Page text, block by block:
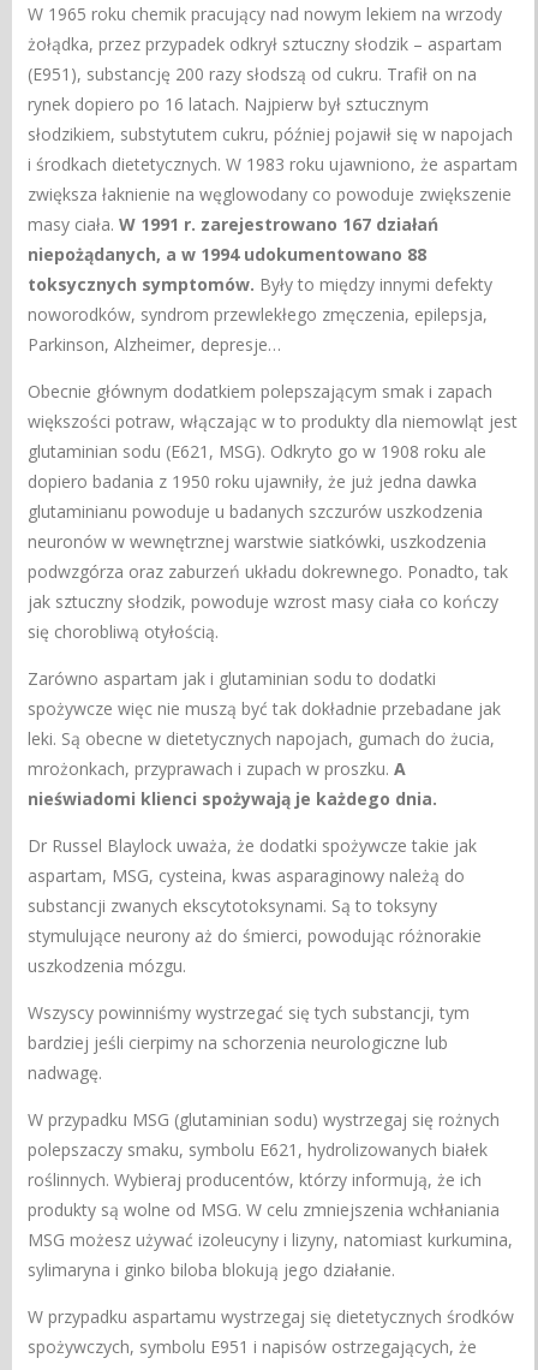
W 1965 roku chemik pracujący nad nowym lekiem na wrzody
żołądka, przez przypadek odkrył sztuczny słodzik – aspartam
(E951), substancję 200 razy słodszą od cukru. Trafił on na
rynek dopiero po 16 latach. Najpierw był sztucznym
słodzikiem, substytutem cukru, później pojawił się w napojach
i środkach dietetycznych. W 1983 roku ujawniono, że aspartam
zwiększa łaknienie na węglowodany co powoduje zwiększenie
masy ciała.W 1991 r. zarejestrowano 167 działań
niepożądanych, a w 1994 udokumentowano 88
toksycznych symptomów. Były to między innymi defekty
noworodków, syndrom przewlekłego zmęczenia, epilepsja,
Parkinson, Alzheimer, depresje…
Obecnie głównym dodatkiem polepszającym smak i zapach
większości potraw, włączając w to produkty dla niemowląt jest
glutaminian sodu (E621, MSG). Odkryto go w 1908 roku ale
dopiero badania z 1950 roku ujawniły, że już jedna dawka
glutaminianu powoduje u badanych szczurów uszkodzenia
neuronów w wewnętrznej warstwie siatkówki, uszkodzenia
podwzgórza oraz zaburzeń układu dokrewnego. Ponadto, tak
jak sztuczny słodzik, powoduje wzrost masy ciała co kończy
się chorobliwą otyłością.
Zarówno aspartam jak i glutaminian sodu to dodatki
spożywcze więc nie muszą być tak dokładnie przebadane jak
leki. Są obecne w dietetycznych napojach, gumach do żucia,
mrożonkach, przyprawach i zupach w proszku. A
nieświadomi klienci spożywają je każdego dnia.
Dr Russel Blaylock uważa, że dodatki spożywcze takie jak
aspartam, MSG, cysteina, kwas asparaginowy należą do
substancji zwanych ekscytotoksynami. Są to toksyny
stymulujące neurony aż do śmierci, powodując różnorakie
uszkodzenia mózgu.
Wszyscy powinniśmy wystrzegać się tych substancji, tym
bardziej jeśli cierpimy na schorzenia neurologiczne lub
nadwagę.
W przypadku MSG (glutaminian sodu) wystrzegaj się rożnych
polepszaczy smaku, symbolu E621, hydrolizowanych białek
roślinnych. Wybieraj producentów, którzy informują, że ich
produkty są wolne od MSG. W celu zmniejszenia wchłaniania
MSG możesz używać izoleucyny i lizyny, natomiast kurkumina,
sylimaryna i ginko biloba blokują jego działanie.
W przypadku aspartamu wystrzegaj się dietetycznych środków
spożywczych, symbolu E951 i napisów ostrzegających, że